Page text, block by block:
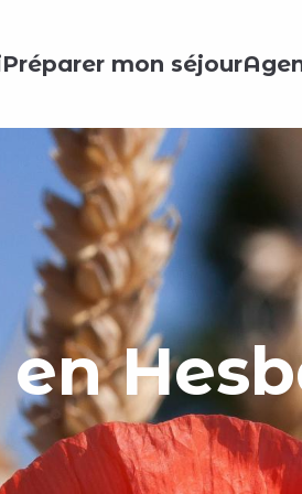
Préparer mon séjour